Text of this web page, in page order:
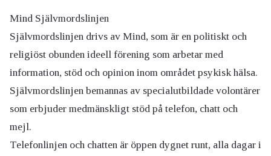
Mind Självmordslinjen
Självmordslinjen drivs av Mind, som är en politiskt och
religiöst obunden ideell förening som arbetar med
information, stöd och opinion inom området psykisk hälsa.
Självmordslinjen bemannas av specialutbildade volontärer
som erbjuder medmänskligt stöd på telefon, chatt och
mejl.
Telefonlinjen och chatten är öppen dygnet runt, alla dagar i